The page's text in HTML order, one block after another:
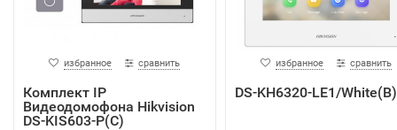
избранное сравнить
Комплект IP
Видеодомофона Hikvision
DS-KIS603-P(C)
избранное сравнить
DS-KH6320-LE1/White(B)